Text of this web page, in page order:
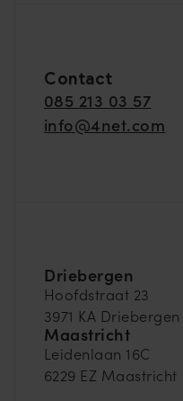
Contact
085 213 03 57
info@4net.com
Driebergen
Hoofdstraat 23
3971 KA Driebergen
Maastricht
Leidenlaan 16C
6229 EZ Maastricht